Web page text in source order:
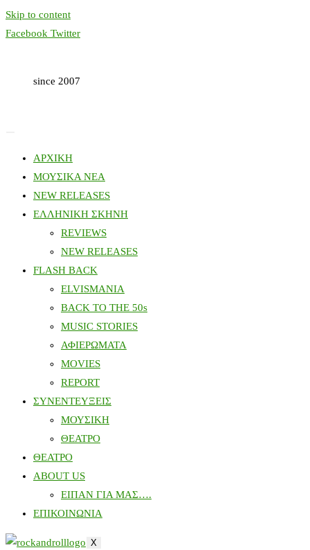
Skip to content
Facebook Twitter
since 2007
ΑΡΧΙΚΗ
ΜΟΥΣΙΚΑ ΝΕΑ
NEW RELEASES
ΕΛΛΗΝΙΚΗ ΣΚΗΝΗ
REVIEWS
NEW RELEASES
FLASH BACK
ELVISMANIA
BACK TO THE 50s
MUSIC STORIES
ΑΦΙΕΡΩΜΑΤΑ
MOVIES
REPORT
ΣΥΝΕΝΤΕΥΞΕΙΣ
ΜΟΥΣΙΚΗ
ΘΕΑΤΡΟ
ΘΕΑΤΡΟ
ABOUT US
ΕΙΠΑΝ ΓΙΑ ΜΑΣ….
ΕΠΙΚΟΙΝΩΝΙΑ
X